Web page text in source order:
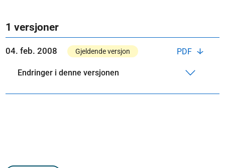
1 versjoner
PDF
04. feb. 2008 Gjeldende versjon
Endringer i denne versjonen